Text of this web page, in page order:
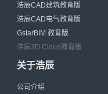
浩辰CAD建筑教育版
浩辰CAD电气教育版
GstarBIM 教育版
浩辰3D Cloud教育版
关于浩辰
公司介绍